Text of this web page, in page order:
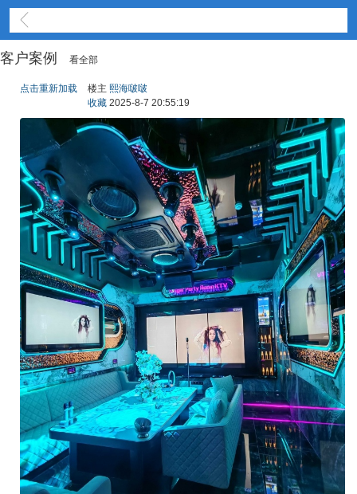
客户案例 看全部
点击重新加载 楼主 熙海啵啵
收藏 2025-8-7 20:55:19